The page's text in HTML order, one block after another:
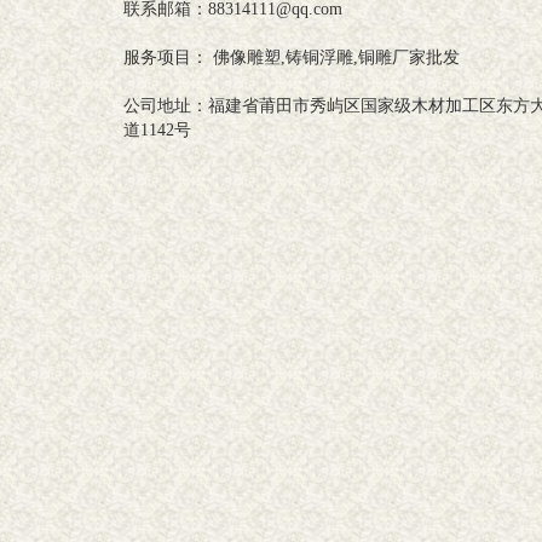
联系邮箱：88314111@qq.com
服务项目： 佛像雕塑,铸铜浮雕,铜雕厂家批发
公司地址：福建省莆田市秀屿区国家级木材加工区东方
道1142号